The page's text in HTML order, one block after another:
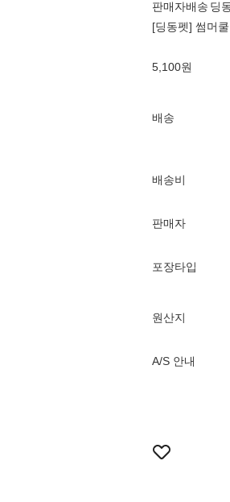
판매자배송 딩
[딩동펫] 썸머
5,100원
배송
배송비
판매자
포장타입
원산지
A/S 안내